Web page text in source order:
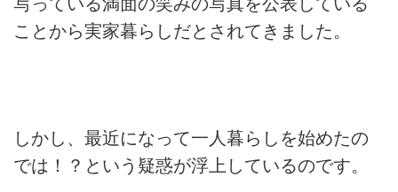
ことから実家暮らしだとされてきました。
しかし、最近になって一人暮らしを始めたの
では！？という疑惑が浮上しているのです。